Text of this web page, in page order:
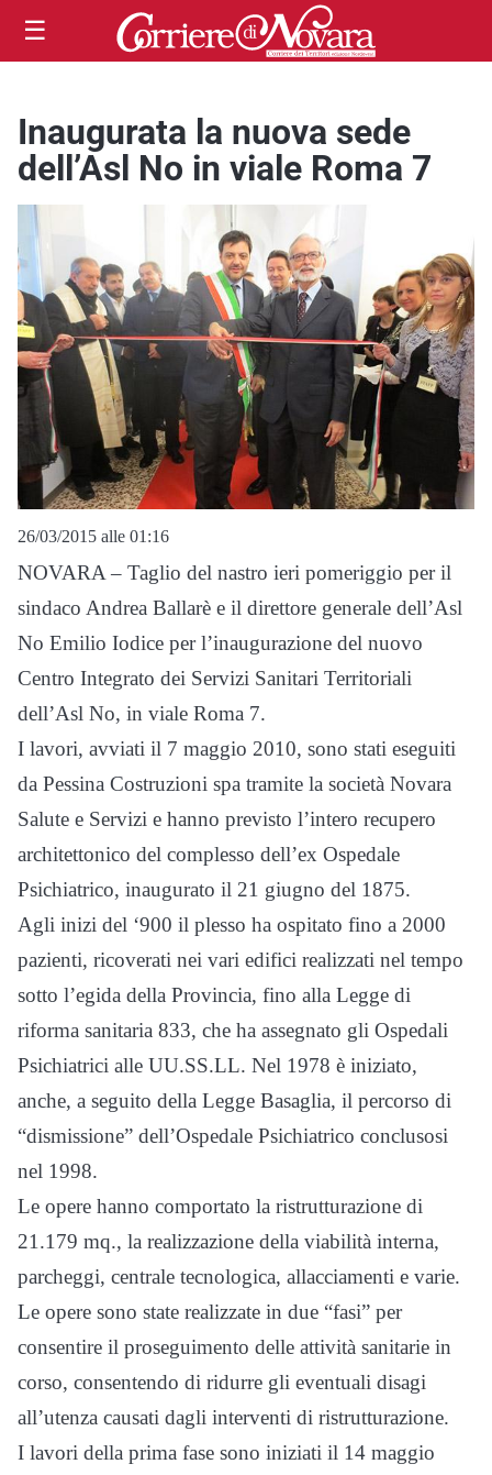
☰
Inaugurata la nuova sede
dell’Asl No in viale Roma 7
26/03/2015 alle 01:16
NOVARA – Taglio del nastro ieri pomeriggio per il
sindaco Andrea Ballarè e il direttore generale dell’Asl
No Emilio Iodice per l’inaugurazione del nuovo
Centro Integrato dei Servizi Sanitari Territoriali
dell’Asl No, in viale Roma 7.
I lavori, avviati il 7 maggio 2010, sono stati eseguiti
da Pessina Costruzioni spa tramite la società Novara
Salute e Servizi e hanno previsto l’intero recupero
architettonico del complesso dell’ex Ospedale
Psichiatrico, inaugurato il 21 giugno del 1875.
Agli inizi del ‘900 il plesso ha ospitato fino a 2000
pazienti, ricoverati nei vari edifici realizzati nel tempo
sotto l’egida della Provincia, fino alla Legge di
riforma sanitaria 833, che ha assegnato gli Ospedali
Psichiatrici alle UU.SS.LL. Nel 1978 è iniziato,
anche, a seguito della Legge Basaglia, il percorso di
“dismissione” dell’Ospedale Psichiatrico conclusosi
nel 1998.
Le opere hanno comportato la ristrutturazione di
21.179 mq., la realizzazione della viabilità interna,
parcheggi, centrale tecnologica, allacciamenti e varie.
Le opere sono state realizzate in due “fasi” per
consentire il proseguimento delle attività sanitarie in
corso, consentendo di ridurre gli eventuali disagi
all’utenza causati dagli interventi di ristrutturazione.
I lavori della prima fase sono iniziati il 14 maggio